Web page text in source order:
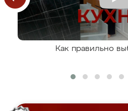
Как правильно